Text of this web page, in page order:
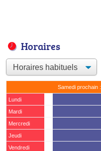
Horaires
Samedi prochain :
Lundi
Mardi
Mercredi
Jeudi
Vendredi